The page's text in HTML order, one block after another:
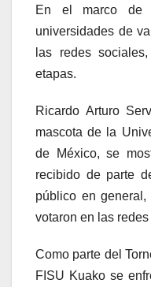
En el marco de
universidades de
las redes
etapas.
Ricardo Arturo
mascota de la
de México, se
recibido de parte
público en
votaron en las
Como parte del
FISU Kuako se